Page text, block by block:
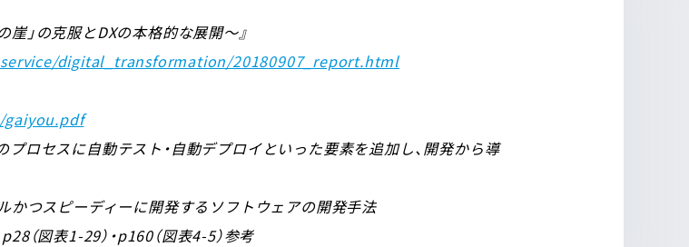
」の克服とDXの本格的な展開～』
digital_transformation/20180907_report.html
ロセスに自動テスト・自動デプロイといった要素を追加し、開発から導
かつスピーディーに開発するソフトウェアの開発手法
（図表1-29）・p160（図表4-5）参考